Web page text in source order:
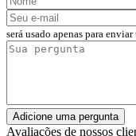
será usado apenas para
Adicione uma pergunta
Avaliações de nossos